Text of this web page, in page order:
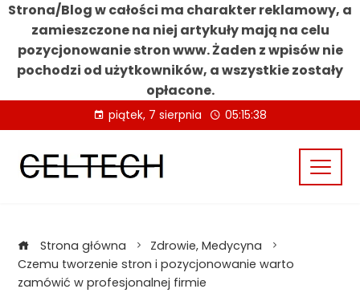
Strona/Blog w całości ma charakter reklamowy, a
zamieszczone na niej artykuły mają na celu
pozycjonowanie stron www. Żaden z wpisów nie
pochodzi od użytkowników, a wszystkie zostały
opłacone.
to
content
piątek, 7 sierpnia 05:15:38
Strona główna
Zdrowie, Medycyna
Czemu tworzenie stron i pozycjonowanie warto
zamówić w profesjonalnej firmie